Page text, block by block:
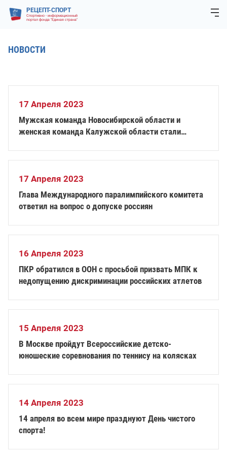
РЕЦЕПТ-СПОРТ
Спортивно - информационный
портал фонда "Единая страна"
НОВОСТИ
17 Апреля 2023
Мужская команда Новосибирской области и
женская команда Калужской области стали
17 Апреля 2023
Глава Международного паралимпийского комитета
ответил на вопрос о допуске россиян
16 Апреля 2023
ПКР обратился в ООН с просьбой призвать МПК к
недопущению дискриминации российских атлетов
15 Апреля 2023
В Москве пройдут Всероссийские детско-
юношеские соревнования по теннису на колясках
14 Апреля 2023
14 апреля во всем мире празднуют День чистого
спорта!